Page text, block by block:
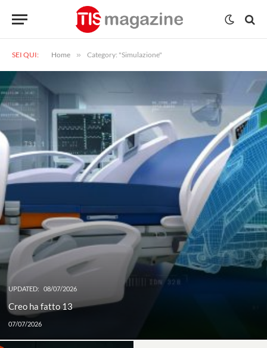
SEI QUI: Home » Category: "Simulazione"
UPDATED: 08/07/2026
Creo ha fatto 13
07/07/2026